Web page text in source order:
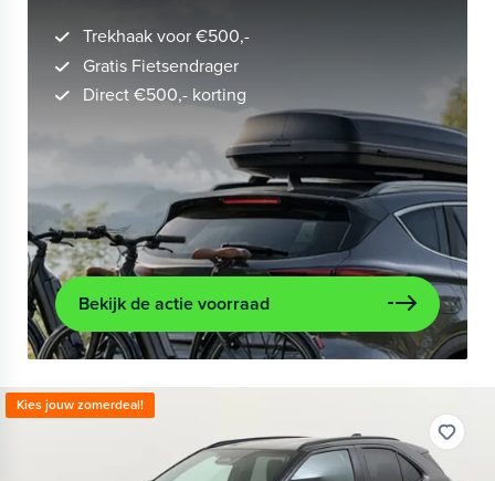
Trekhaak voor €500,-
Gratis Fietsendrager
Direct €500,- korting
Bekijk de actie voorraad
Kies jouw zomerdeal!